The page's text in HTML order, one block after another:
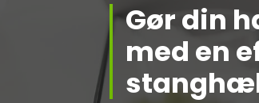
Gør din
med en